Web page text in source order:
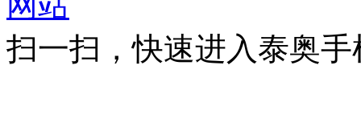
扫一扫，快速进入泰奥手